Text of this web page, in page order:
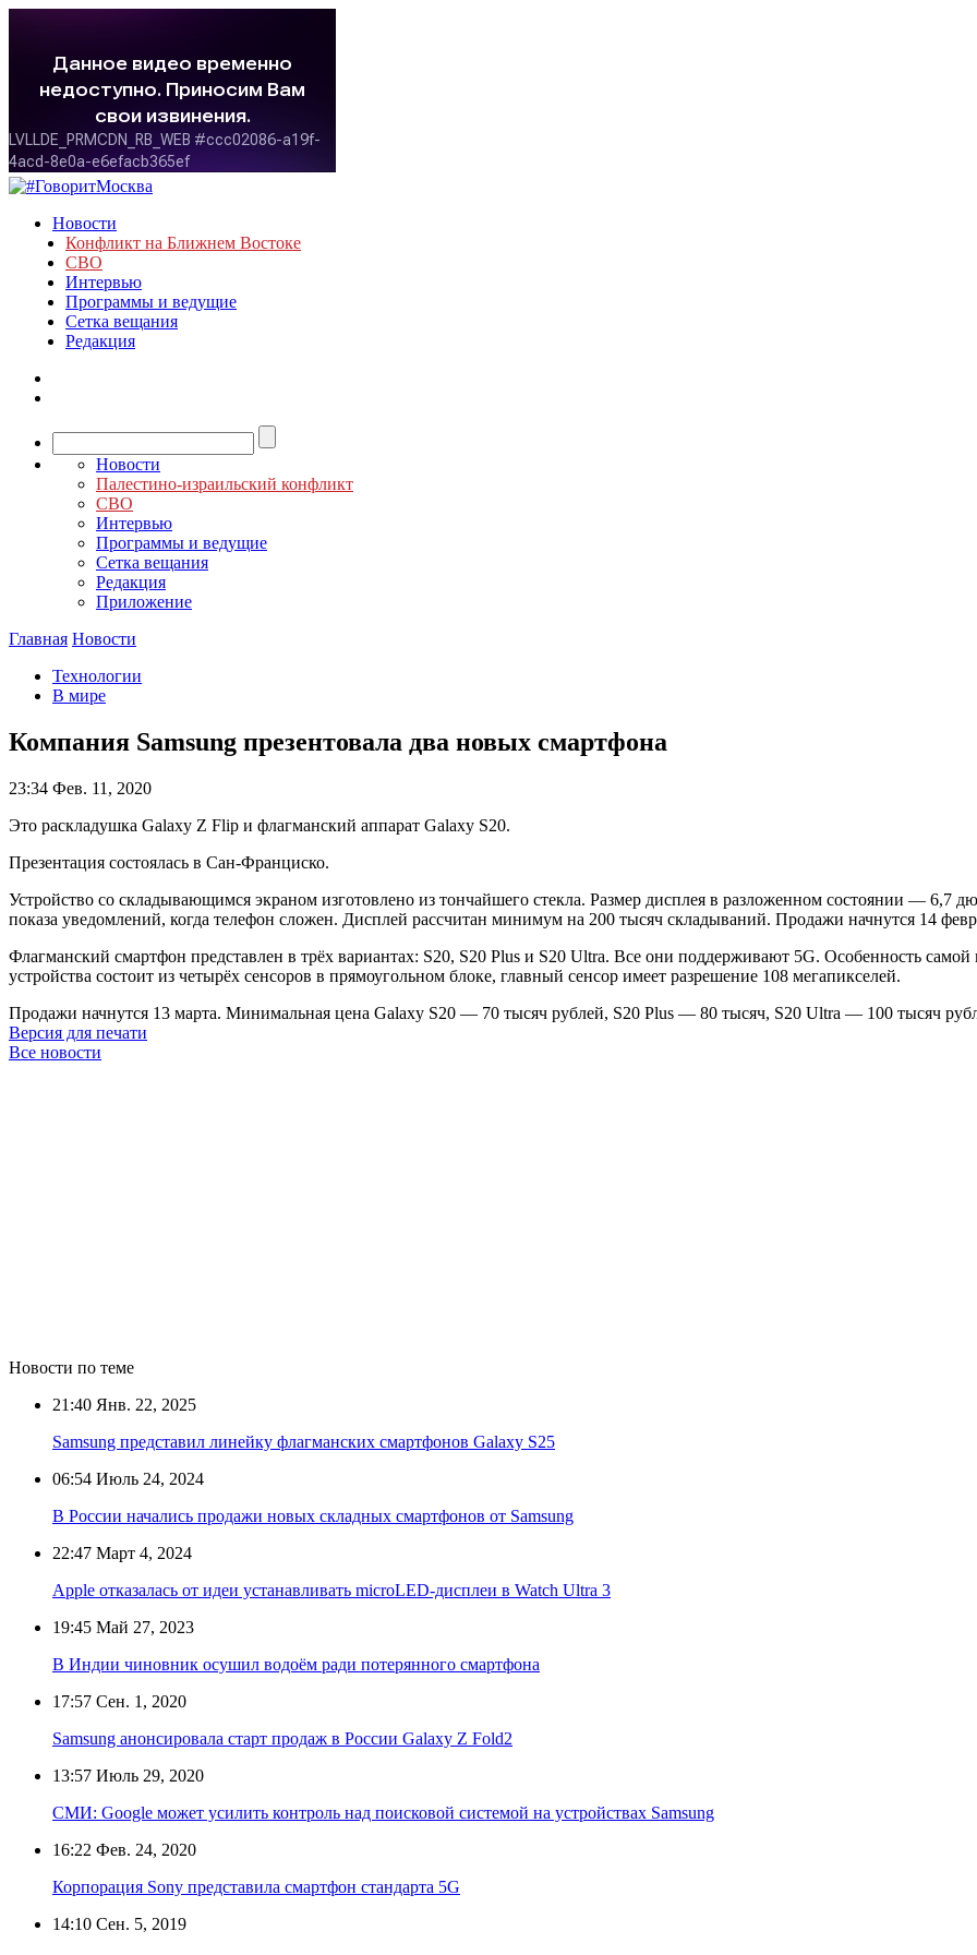
Новости
Конфликт на Ближнем Востоке
СВО
Интервью
Программы и ведущие
Сетка вещания
Редакция
Новости
Палестино-израильский конфликт
СВО
Интервью
Программы и ведущие
Сетка вещания
Редакция
Приложение
Главная Новости
Технологии
В мире
Компания Samsung презентовала два новых смартфона
23:34 Фев. 11, 2020
Это раскладушка Galaxy Z Flip и флагманский аппарат Galaxy S20.
Презентация состоялась в Сан-Франциско.
Устройство со складывающимся экраном изготовлено из тончайшего стекла. Размер дисплея в разложенном состоянии — 6,7
показа уведомлений, когда телефон сложен. Дисплей рассчитан минимум на 200 тысяч складываний. Продажи начнутся 14
Флагманский смартфон представлен в трёх вариантах: S20, S20 Plus и S20 Ultra. Все они поддерживают 5G. Особенность
устройства состоит из четырёх сенсоров в прямоугольном блоке, главный сенсор имеет разрешение 108 мегапикселей.
Продажи начнутся 13 марта. Минимальная цена Galaxy S20 — 70 тысяч рублей, S20 Plus — 80 тысяч, S20 Ultra — 100 тысяч
Версия для печати
Все новости
Новости по теме
21:40 Янв. 22, 2025
Samsung представил линейку флагманских смартфонов Galaxy S25
06:54 Июль 24, 2024
В России начались продажи новых складных смартфонов от Samsung
22:47 Март 4, 2024
Apple отказалась от идеи устанавливать microLED-дисплеи в Watch Ultra 3
19:45 Май 27, 2023
В Индии чиновник осушил водоём ради потерянного смартфона
17:57 Сен. 1, 2020
Samsung анонсировала старт продаж в России Galaxy Z Fold2
13:57 Июль 29, 2020
СМИ: Google может усилить контроль над поисковой системой на устройствах Samsung
16:22 Фев. 24, 2020
Корпорация Sony представила смартфон стандарта 5G
14:10 Сен. 5, 2019